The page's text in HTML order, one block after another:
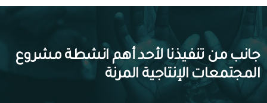
جانب من تنفيذنا لأحد أهم انشطة مشروع
المجتمعات الإنتاجية المرنة